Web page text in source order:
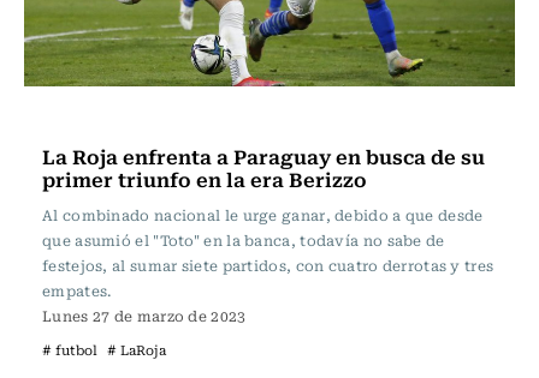
La Roja enfrenta a Paraguay en busca de su
primer triunfo en la era Berizzo
Al combinado nacional le urge ganar, debido a que desde
que asumió el "Toto" en la banca, todavía no sabe de
festejos, al sumar siete partidos, con cuatro derrotas y tres
empates.
Lunes 27 de marzo de 2023
# futbol # LaRoja